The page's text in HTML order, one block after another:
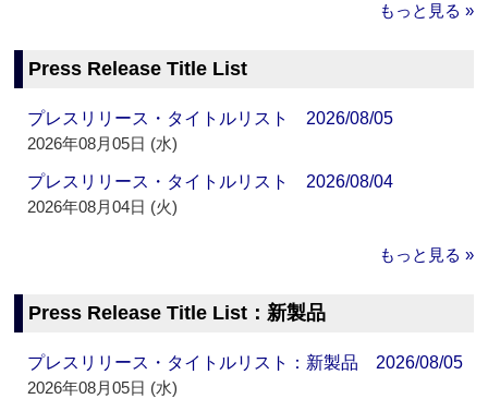
もっと見る »
Press Release Title List
プレスリリース・タイトルリスト 2026/08/05
2026年08月05日 (水)
プレスリリース・タイトルリスト 2026/08/04
2026年08月04日 (火)
もっと見る »
Press Release Title List：新製品
プレスリリース・タイトルリスト：新製品 2026/08/05
2026年08月05日 (水)